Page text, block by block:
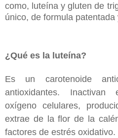
como, luteína y gluten de
único, de formula patentada
¿Qué es la luteína?
Es un carotenoide
antioxidantes. Inactivan
oxígeno celulares,
extrae de la flor de la
factores de estrés oxidativo.